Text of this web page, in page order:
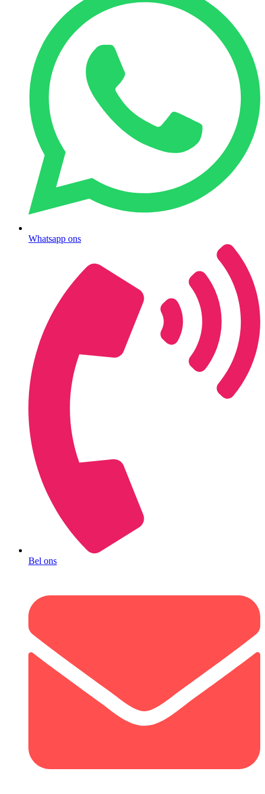
Whatsapp ons
Bel ons